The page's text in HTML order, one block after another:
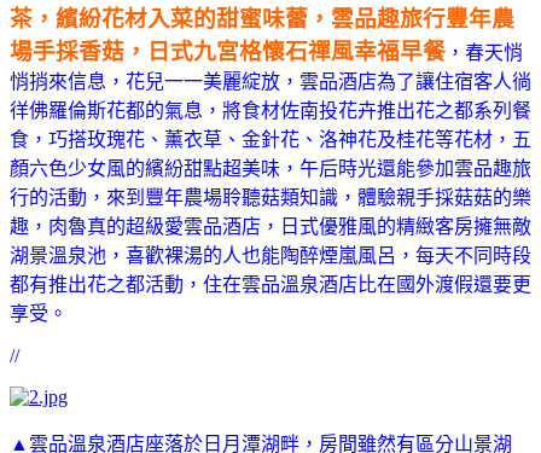
茶，繽紛花材入菜的甜蜜味蕾，雲品趣旅行豐年農
場手採香菇，日式九宮格懷石禪風幸福早餐 ，春天悄
悄捎來信息，花兒一一美麗綻放，雲品酒店為了讓住宿客人徜
徉佛羅倫斯花都的氣息，將食材佐南投花卉推出花之都系列餐
食，巧搭玫瑰花、薰衣草、金針花、洛神花及桂花等花材，五
顏六色少女風的繽紛甜點超美味，午后時光還能參加雲品趣旅
行的活動，來到豐年農場聆聽菇類知識，體驗親手採菇菇的樂
趣，肉魯真的超級愛雲品酒店，日式優雅風的精緻客房擁無敵
湖景溫泉池，喜歡裸湯的人也能陶醉煙嵐風呂，每天不同時段
都有推出花之都活動，住在雲品溫泉酒店比在國外渡假還要更
享受。
//
▲雲品溫泉酒店座落於日月潭湖畔，房間雖然有區分山景湖